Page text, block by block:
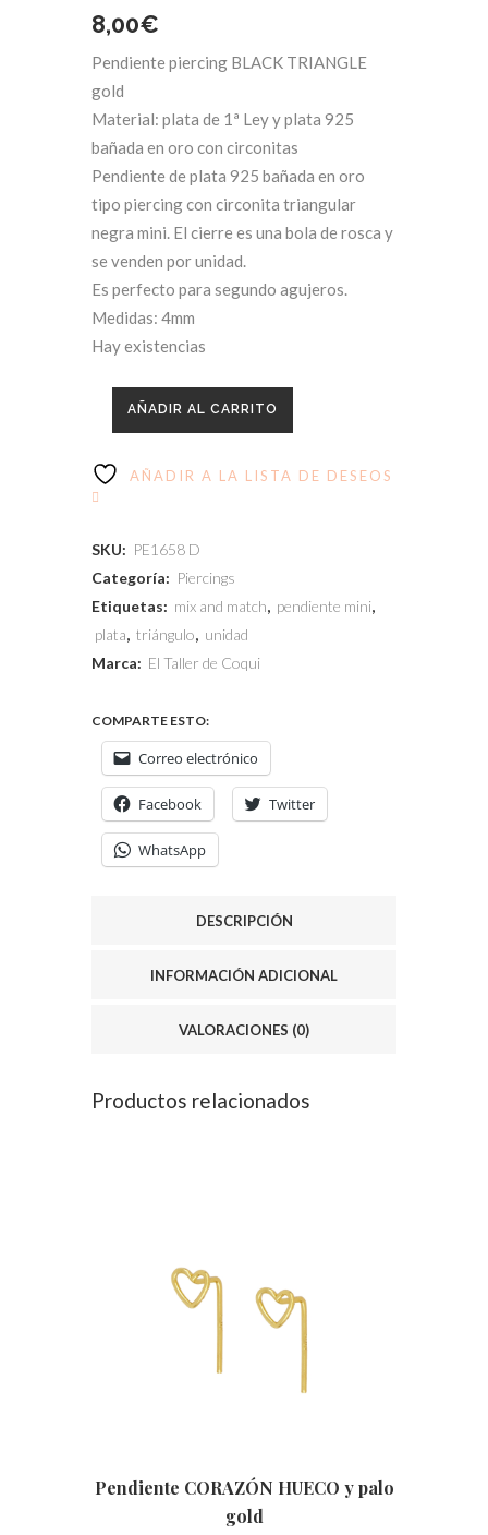
8,00€
Pendiente piercing BLACK TRIANGLE
gold
Material: plata de 1ª Ley y plata 925
bañada en oro con circonitas
Pendiente de plata 925 bañada en oro
tipo piercing con circonita triangular
negra mini. El cierre es una bola de rosca y
se venden por unidad.
Es perfecto para segundo agujeros.
Medidas: 4mm
Hay existencias
AÑADIR AL CARRITO
AÑADIR A LA LISTA DE DESEOS
SKU: PE1658 D
Categoría: Piercings
Etiquetas: mix and match, pendiente mini,
plata, triángulo, unidad
Marca: El Taller de Coqui
COMPARTE ESTO:
Correo electrónico
Facebook Twitter
WhatsApp
DESCRIPCIÓN
INFORMACIÓN ADICIONAL
VALORACIONES (0)
Productos relacionados
Pendiente CORAZÓN HUECO y palo
gold